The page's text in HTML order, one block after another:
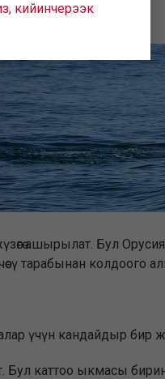
ашырылат. Бул
тарабынан колдоого
үчүн кандайдыр
Бул каттоо ыкмасы
кийинчерээк